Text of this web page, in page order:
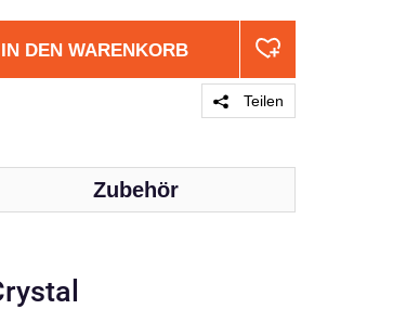
IN DEN WARENKORB
Teilen
Zubehör